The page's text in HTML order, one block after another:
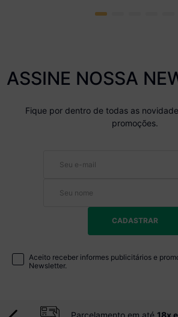
ASSINE NOSSA
Fique por dentro de todas as
promoções.
CADASTRAR
Aceito receber informes publicitários e
Newsletter.
Parcelamento em até 18x